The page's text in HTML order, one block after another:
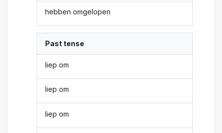
hebben omgelopen
Past tense
liep om
liep om
liep om